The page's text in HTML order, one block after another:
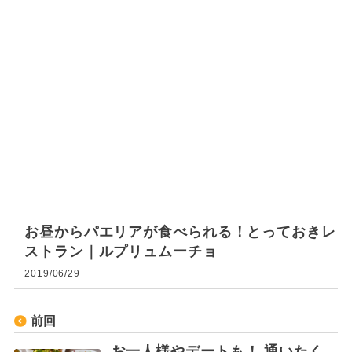
お昼からパエリアが食べられる！とっておきレ
ストラン｜ルプリュムーチョ
2019/06/29
前回